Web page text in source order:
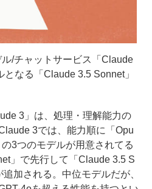
/チャットサービス「Claude
なる「Claude 3.5 Sonnet」
3」は、処理・理解能力の
3では、能力順に「Opu
3つのモデルが用意されてる
」で先行して「Claude 3.5 S
加される。中位モデルだが、